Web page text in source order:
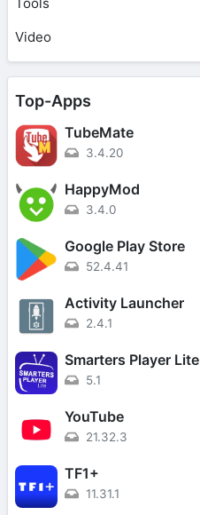
Video
Top-Apps
TubeMate
3.4.20
HappyMod
3.4.0
Google Play Store
52.4.41
Activity Launcher
2.4.1
Smarters Player Lite
5.1
YouTube
21.32.3
TF1+
11.31.1